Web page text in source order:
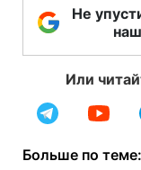
Не
Или
Больше по теме: